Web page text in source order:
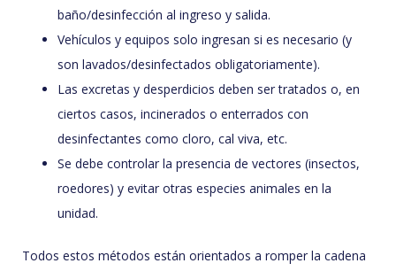
baño/desinfección al ingreso y salida.
Vehículos y equipos solo ingresan si es necesario (y
son lavados/desinfectados obligatoriamente).
Las excretas y desperdicios deben ser tratados o, en
ciertos casos, incinerados o enterrados con
desinfectantes como cloro, cal viva, etc.
Se debe controlar la presencia de vectores (insectos,
roedores) y evitar otras especies animales en la
unidad.
Todos estos métodos están orientados a romper la cadena